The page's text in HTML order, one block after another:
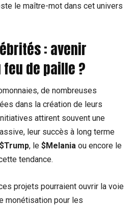
le maître-mot dans cet univers
: avenir
de paille ?
de nombreuses
dans la création de leurs
attirent souvent une
leur succès à long terme
$Trump, le $Melania ou encore le
tendance.
projets pourraient ouvrir la voie
monétisation pour les